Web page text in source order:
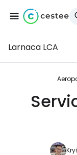
Larnaca LCA
...